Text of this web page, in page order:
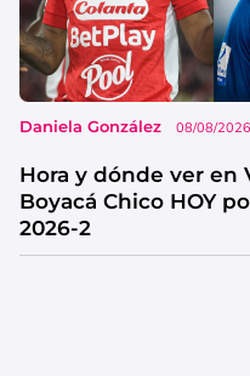
Daniela González 08/08/2026
Hora y dónde ver en
Boyacá Chico HOY
2026-2